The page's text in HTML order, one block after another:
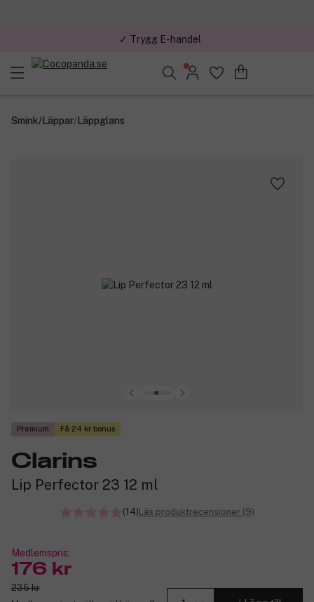
✓ Trygg E-handel
Sök bland 25.380 produkter..
Smink/Läppar/Läppglans
Premium Få 24 kr bonus
Clarins
Lip Perfector 23 12 ml
(14)Läs produktrecensioner (9)
Medlemspris:
176 kr
235 kr